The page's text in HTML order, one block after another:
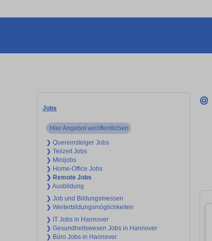
Jobs
Hier Angebot veröffentlichen
❯ Quereinsteiger Jobs
❯ Teilzeit Jobs
❯ Minijobs
❯ Home-Office Jobs
❯ Remote Jobs
❯ Ausbildung
❯ Job und Bildungsmessen
❯ Weiterbildungsmöglichkeiten
❯ IT Jobs in Hannover
❯ Gesundheitswesen Jobs in Hannover
❯ Büro Jobs in Hannover